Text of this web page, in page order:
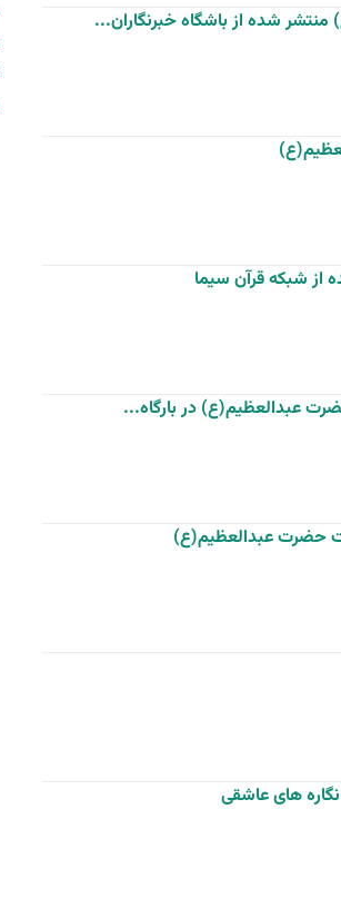
شده از باشگاه خبرنگاران...
شبکه قرآن سیما
عبدالعظيم(ع) در بارگاه...
حضرت عبدالعظيم(ع)
های عاشقی